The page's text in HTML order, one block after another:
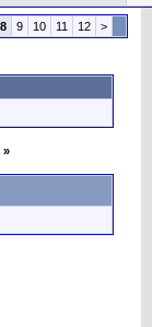
8 9 10 11 12 >
»